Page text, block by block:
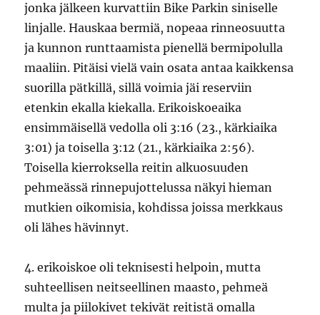
jonka jälkeen kurvattiin Bike Parkin siniselle
linjalle. Hauskaa bermiä, nopeaa rinneosuutta
ja kunnon runttaamista pienellä bermipolulla
maaliin. Pitäisi vielä vain osata antaa kaikkensa
suorilla pätkillä, sillä voimia jäi reserviin
etenkin ekalla kiekalla. Erikoiskoeaika
ensimmäisellä vedolla oli 3:16 (23., kärkiaika
3:01) ja toisella 3:12 (21., kärkiaika 2:56).
Toisella kierroksella reitin alkuosuuden
pehmeässä rinnepujottelussa näkyi hieman
mutkien oikomisia, kohdissa joissa merkkaus
oli lähes hävinnyt.
4. erikoiskoe oli teknisesti helpoin, mutta
suhteellisen neitseellinen maasto, pehmeä
multa ja piilokivet tekivät reitistä omalla